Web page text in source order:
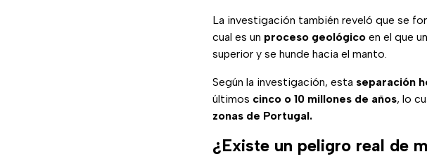
La investigación también reveló que se
cual es un proceso geológico en el que
superior y se hunde hacia el manto.
Según la investigación, esta separación
últimos cinco o 10 millones de años, lo
zonas de Portugal.
¿Existe un peligro real de